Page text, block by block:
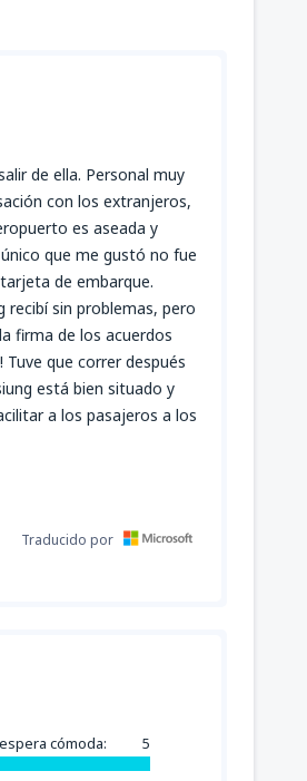
de ella. Personal muy
con los extranjeros,
es aseada y
que me gustó no fue
de embarque.
recibí sin problemas, pero
firma de los acuerdos
que correr después
está bien situado y
a los pasajeros a los
Traducido por
cómoda: 5